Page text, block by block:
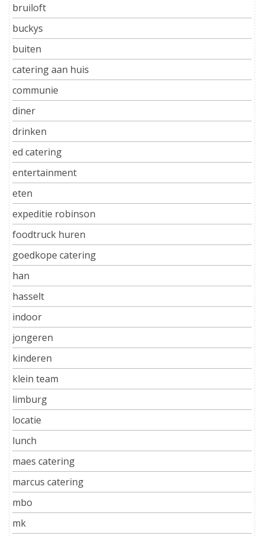
bruiloft
buckys
buiten
catering aan huis
communie
diner
drinken
ed catering
entertainment
eten
expeditie robinson
foodtruck huren
goedkope catering
han
hasselt
indoor
jongeren
kinderen
klein team
limburg
locatie
lunch
maes catering
marcus catering
mbo
mk